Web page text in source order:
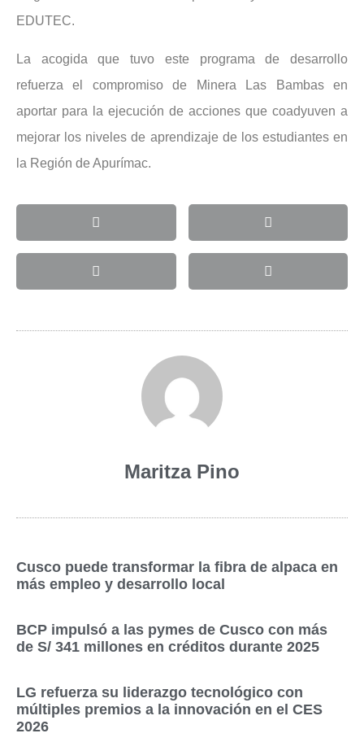
EDUTEC.
La acogida que tuvo este programa de desarrollo
refuerza el compromiso de Minera Las Bambas en
aportar para la ejecución de acciones que coadyuven a
mejorar los niveles de aprendizaje de los estudiantes en
la Región de Apurímac.
Maritza Pino
Cusco puede transformar la fibra de alpaca en
más empleo y desarrollo local
BCP impulsó a las pymes de Cusco con más
de S/ 341 millones en créditos durante 2025
LG refuerza su liderazgo tecnológico con
múltiples premios a la innovación en el CES
2026